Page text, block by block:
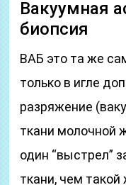
Вакуумная
биопсия
ВАБ это та же
только в игле
разряжение
ткани молочной
один “выстрел”
ткани, чем